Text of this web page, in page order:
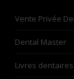
Vente Privée
Dental Master
Livres dentaires